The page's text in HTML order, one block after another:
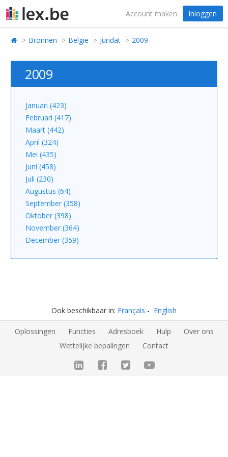
Account maken Inloggen
Bronnen België Juridat 2009
2009
Januari (423)
Februari (417)
Maart (442)
April (324)
Mei (435)
Juni (458)
Juli (230)
Augustus (64)
September (358)
Oktober (398)
November (364)
December (359)
Ook beschikbaar in: Français English
Oplossingen Functies Adresboek Hulp
Over ons
Wettelijke bepalingen
Contact